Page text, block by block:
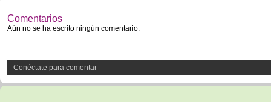
Comentarios
Aún no se ha escrito ningún comentario.
Conéctate para comentar